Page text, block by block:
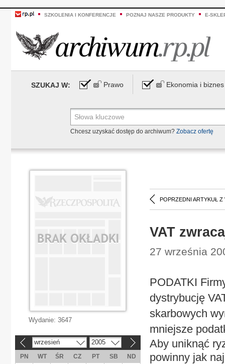
SZKOLENIA I KONFERENCJE POZNAJ NASZE PRODUKTY E-
SZUKAJ W: Prawo Ekonomia i biznes
Chcesz uzyskać dostęp do archiwum? Zobacz ofertę
POPRZEDNI ARTYKUŁ Z
VAT
27 września
PODATKI
dystrybucję
skarbowych
mniejsze
Aby uniknąć
powinny jak
Wydanie: 3647
wrzesień 2005
PN WT ŚR CZ PT SB
ND